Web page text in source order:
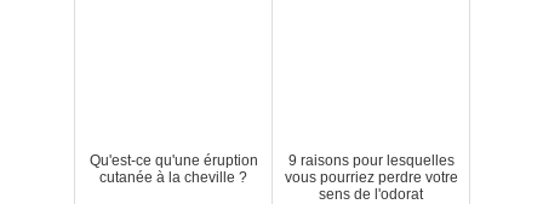
Qu'est-ce qu'une éruption
cutanée à la cheville ?
9 raisons pour lesquelles
vous pourriez perdre votre
sens de l'odorat